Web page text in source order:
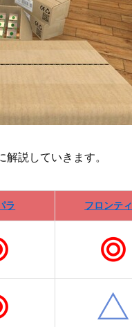
解説していきます。
ラ フロンテ